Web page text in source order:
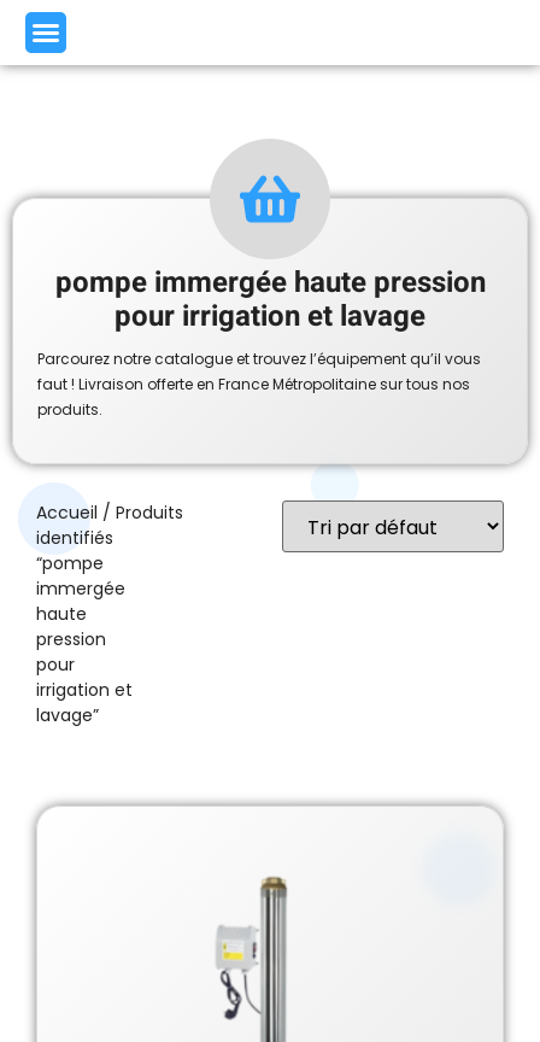
pompe immergée haute pression
pour irrigation et lavage
Parcourez notre catalogue et trouvez l’équipement qu’il vous
faut ! Livraison offerte en France Métropolitaine sur tous nos
produits.
Accueil / Produits
identifiés
“pompe
immergée
haute
pression
pour
irrigation et
lavage”